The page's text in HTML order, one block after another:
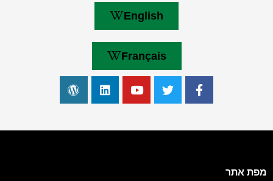
English
Français
מפת אתר